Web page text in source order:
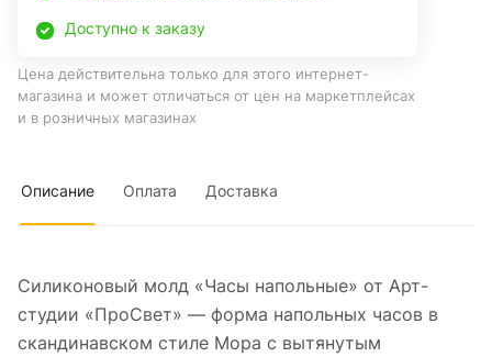
Доступно к заказу
Цена действительна только для этого интернет-
магазина и может отличаться от цен на маркетплейсах
и в розничных магазинах
Описание Оплата Доставка
Силиконовый молд «Часы напольные» от Арт-
студии «ПроСвет» — форма напольных часов в
скандинавском стиле Мора с вытянутым